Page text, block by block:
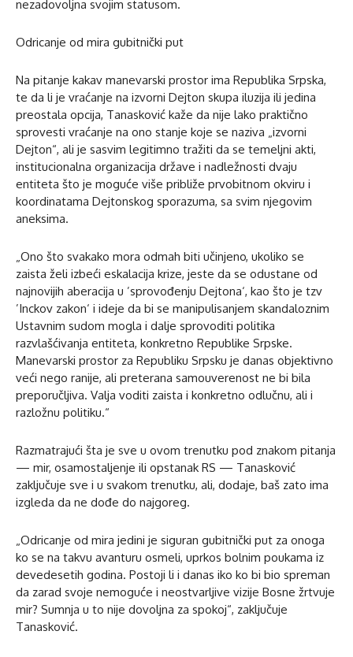
nezadovoljna svojim statusom.
Odricanje od mira gubitnički put
Na pitanje kakav manevarski prostor ima Republika Srpska,
te da li je vraćanje na izvorni Dejton skupa iluzija ili jedina
preostala opcija, Tanasković kaže da nije lako praktično
sprovesti vraćanje na ono stanje koje se naziva „izvorni
Dejton“, ali je sasvim legitimno tražiti da se temeljni akti,
institucionalna organizacija države i nadležnosti dvaju
entiteta što je moguće više približe prvobitnom okviru i
koordinatama Dejtonskog sporazuma, sa svim njegovim
aneksima.
„Ono što svakako mora odmah biti učinjeno, ukoliko se
zaista želi izbeći eskalacija krize, jeste da se odustane od
najnovijih aberacija u ’sprovođenju Dejtona‘, kao što je tzv
’Inckov zakon‘ i ideje da bi se manipulisanjem skandaloznim
Ustavnim sudom mogla i dalje sprovoditi politika
razvlašćivanja entiteta, konkretno Republike Srpske.
Manevarski prostor za Republiku Srpsku je danas objektivno
veći nego ranije, ali preterana samouverenost ne bi bila
preporučljiva. Valja voditi zaista i konkretno odlučnu, ali i
razložnu politiku.“
Razmatrajući šta je sve u ovom trenutku pod znakom pitanja
— mir, osamostaljenje ili opstanak RS — Tanasković
zaključuje sve i u svakom trenutku, ali, dodaje, baš zato ima
izgleda da ne dođe do najgoreg.
„Odricanje od mira jedini je siguran gubitnički put za onoga
ko se na takvu avanturu osmeli, uprkos bolnim poukama iz
devedesetih godina. Postoji li i danas iko ko bi bio spreman
da zarad svoje nemoguće i neostvarljive vizije Bosne žrtvuje
mir? Sumnja u to nije dovoljna za spokoj“, zaključuje
Tanasković.